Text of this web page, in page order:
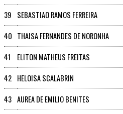
39
SEBASTIAO RAMOS FERREIRA
40 THAISA FERNANDES DE NORONHA
41
ELITON MATHEUS FREITAS
42 HELOISA SCALABRIN
43 AUREA DE EMILIO BENITES